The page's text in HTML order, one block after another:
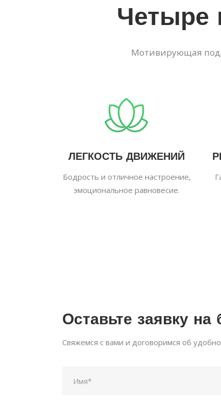
Четыре
Мотивирующая
ЛЕГКОСТЬ ДВИЖЕНИЙ
Бодрость и отличное настроение,
эмоциональное равновесие.
Оставьте заявку
Свяжемся с вами и договоримся об